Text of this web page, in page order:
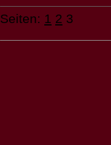
Seiten: 1 2 3